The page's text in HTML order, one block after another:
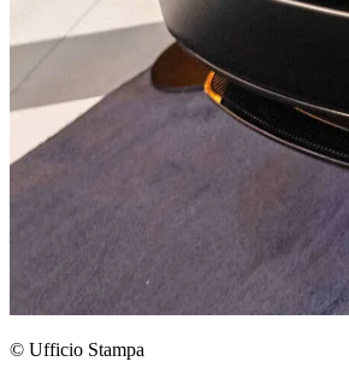
© Ufficio Stampa